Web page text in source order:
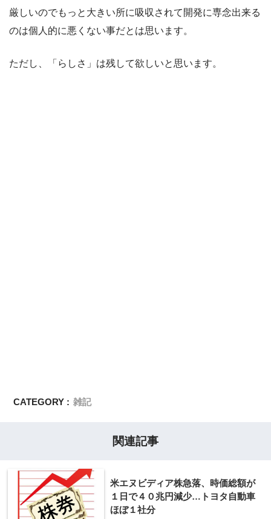
厳しいのでもっと大きい所に吸収されて開発に専念出来る
のは個人的に悪くない事だとは思います。
ただし、「らしさ」は残して欲しいと思います。
CATEGORY : 雑記
関連記事
米エヌビディア株急落、時価総額が
１日で４０兆円減少…トヨタ自動車
ほぼ１社分